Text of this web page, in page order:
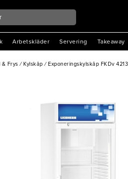
Arbetskläder Servering Takeaway
& Frys / Kylskåp / Exponeringskylskåp FKDv